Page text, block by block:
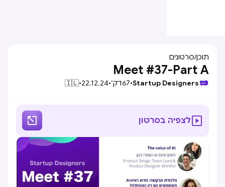
תוכן/סרטונים
Meet #37-Part A
Startup Designers
•
67דק׳•
22.12.24
•
🇮🇱
לצפיה בסרטון 